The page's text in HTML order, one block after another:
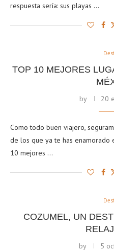
respuesta sería: sus playas …
TOP 10 MEJORES
by 20
Como todo buen viajero,
de los que ya te has enamorado
10 mejores …
COZUMEL, UN
by 5